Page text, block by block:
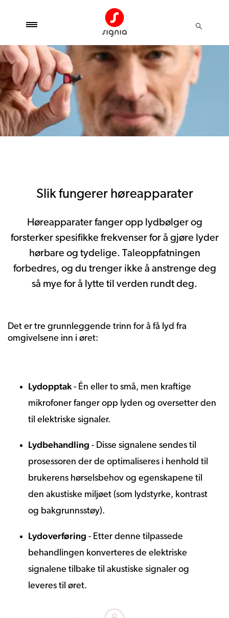
Slik fungerer høreapparater
Høreapparater fanger opp lydbølger og
forsterker spesifikke frekvenser for å gjøre lyder
hørbare og tydelige. Taleoppfatningen
forbedres, og du trenger ikke å anstrenge deg
så mye for å lytte til verden rundt deg.
Det er tre grunnleggende trinn for å få lyd fra
omgivelsene inn i øret:
Lydopptak - Én eller to små, men kraftige
mikrofoner fanger opp lyden og oversetter den
til elektriske signaler.
Lydbehandling - Disse signalene sendes til
prosessoren der de optimaliseres i henhold til
brukerens hørselsbehov og egenskapene til
den akustiske miljøet (som lydstyrke, kontrast
og bakgrunnsstøy).
Lydoverføring - Etter denne tilpassede
behandlingen konverteres de elektriske
signalene tilbake til akustiske signaler og
leveres til øret.